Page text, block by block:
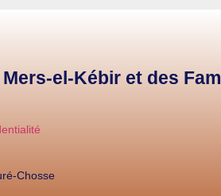
el-Kébir et des
Chosse